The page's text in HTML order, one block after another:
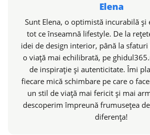
Elena
Sunt Elena, o optimistă incurabilă și
tot ce înseamnă lifestyle. De la
idei de design interior, până la
o viață mai echilibrată, pe
de inspirație și autenticitate. Îmi
fiecare mică schimbare pe care o
un stil de viață mai fericit și mai
descoperim împreună frumusețea
diferența!